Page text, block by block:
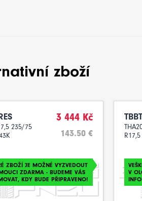
zboží
235/75
3 444 Kč
143.50 €
ZBOŽÍ JE MOŽNÉ VYZVEDOUT
ZDARMA - BUDEME VÁS
KDY BUDE PŘIPRAVENO!
V